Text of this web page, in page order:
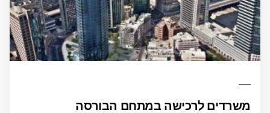
משרדים לרכישה במתחם הבורסה